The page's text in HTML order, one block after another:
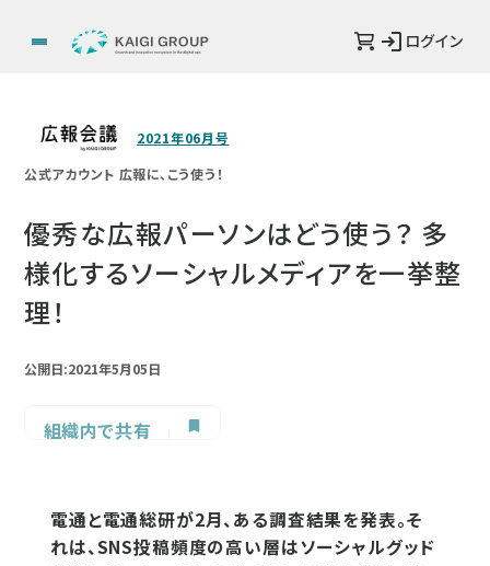
ログイン
2021年06月号
公式アカウント 広報に、こう使う！
優秀な広報パーソンはどう使う？ 多
様化するソーシャルメディアを一挙整
理！
公開日:2021年5月05日
組織内で共有
電通と電通総研が2月、ある調査結果を発表。そ
れは、SNS投稿頻度の高い層はソーシャルグッド